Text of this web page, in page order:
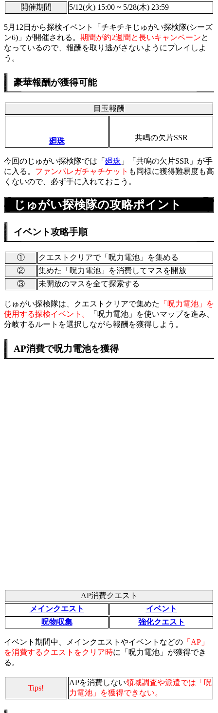
開催期間 5/12(火) 15:00 ~ 5/28(木) 23:59
5月12日から探検イベント「チキチキじゅがい探検隊(シーズ
ン6)」が開催される。 期間が約2週間と長いキャンペーンと
なっているので、報酬を取り逃がさないようにプレイしよ
う。
豪華報酬が獲得可能
目玉報酬
廻珠 共鳴の欠片SSR
今回のじゅがい探検隊では「 廻珠 」「共鳴の欠片SSR」が手
に入る。 ファンパレガチャチケット も 同様に獲得難易度も高
くないので、必ず手に入れておこう。
じゅがい探検隊の攻略ポイント
イベント攻略手順
①
クエストクリアで「呪力電池」を集める
②
集めた「呪力電池」を消費してマスを開放
③
未開放のマスを全て探索する
じゅがい探検隊は、クエストクリアで集めた
「呪力電池」を
使用する探検イベント。
「呪力電池」を使いマップを進み、
分岐するルートを選択しながら報酬を獲得しよう。
AP消費で呪力電池を獲得
AP消費クエスト
メインクエスト
イベント
呪物収集
強化クエスト
イベント期間中、メインクエストやイベントなどの 「AP」
を消費するクエストをクリア時に「呪力電池」が獲得でき
る。
Tips!
APを消費しない領域調査や派遣では「呪
力電池」を獲得できない。